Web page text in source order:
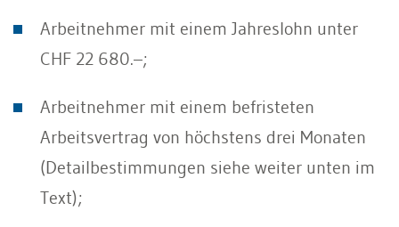
Arbeitnehmer mit einem Jahreslohn unter
CHF 22 680.–;
Arbeitnehmer mit einem befristeten
Arbeitsvertrag von höchstens drei Monaten
(Detailbestimmungen siehe weiter unten im
Text);